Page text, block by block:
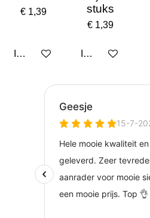
€ 1,39
In winkelwagen
stuks
€ 1,39
In winkelwagen